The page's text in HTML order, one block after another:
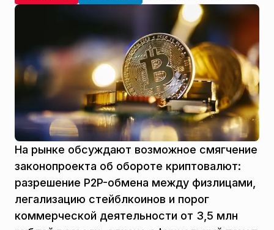
На рынке обсуждают возможное смягчение
законопроекта об обороте криптовалют:
разрешение P2P-обмена между физлицами,
легализацию стейблкоинов и порог
коммерческой деятельности от 3,5 млн